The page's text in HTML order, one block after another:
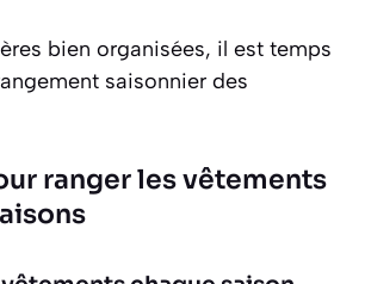
bien organisées, il est temps
saisonnier des
ranger les vêtements